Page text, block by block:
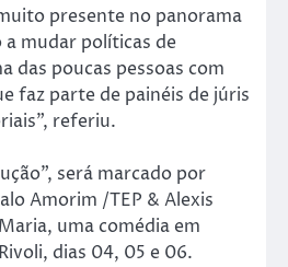
presente no panorama
a mudar políticas de
das poucas pessoas com
faz parte de painéis de júris
referiu.
será marcado por
Amorim /TEP & Alexis
uma comédia em
dias 04, 05 e 06.